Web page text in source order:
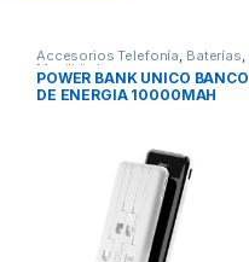
Accesorios Telefonía, Baterías,
Movilidad
POWER BANK UNICO BANCO
DE ENERGIA 10000MAH